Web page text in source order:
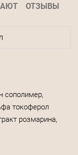
ОТЗЫВЫ
сополимер,
токоферол
розмарина,